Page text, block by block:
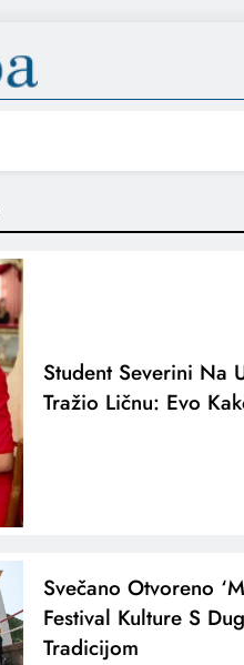
Student Severini Na
Tražio Ličnu: Evo
Svečano Otvoreno
Festival Kulture S
Tradicijom